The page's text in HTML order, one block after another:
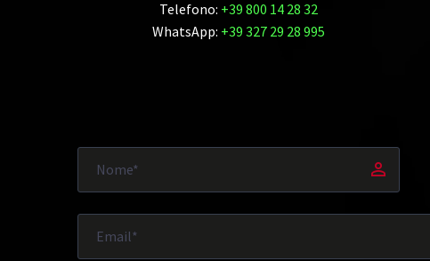
Telefono: +39 800 14 28 32
WhatsApp: +39 327 29 28 995